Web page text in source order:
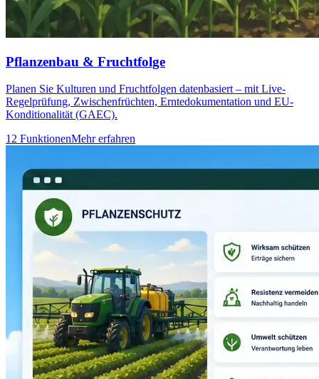
Pflanzenbau & Fruchtfolge
Planen Sie Kulturen und Fruchtfolgen datenbasiert – mit Live-
Regelprüfung, Zwischenfrüchten, Erntedokumentation und EU-
Konditionalität (GAEC).
12 FunktionenMehr erfahren